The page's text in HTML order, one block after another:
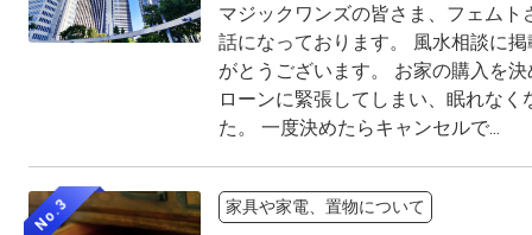
マジックワンズの皆さま、フェムト
話になっております。 風水相談に
がとうございます。 お家の購入を
ローンに緊張してしまい、眠れなく
た。 一度決めたらキャンセルで...
No.3 家具や家電、置物について